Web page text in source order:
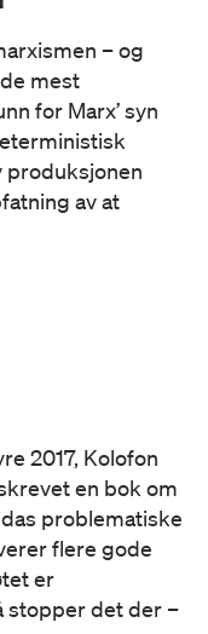
– og
mest
for Marx’ syn
produksjonen
av at
2017, Kolofon
en bok om
problematiske
flere gode
er
stopper det der –